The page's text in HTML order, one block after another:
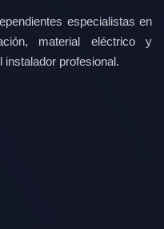
especialistas en
material eléctrico y
profesional.